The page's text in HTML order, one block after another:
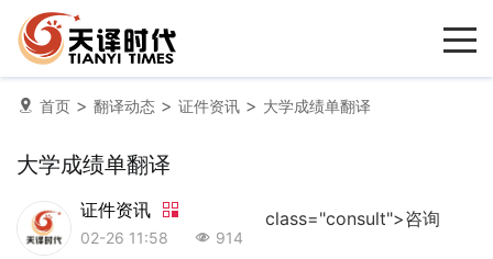
首页 > 翻译动态 > 证件资讯 > 大学成绩单翻译
大学成绩单翻译
证件资讯
02-26 11:58 914
class="consult">咨询